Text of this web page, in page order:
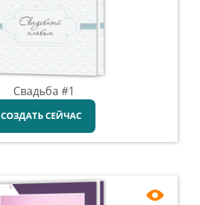
Свадьба #1
СОЗДАТЬ СЕЙЧАС